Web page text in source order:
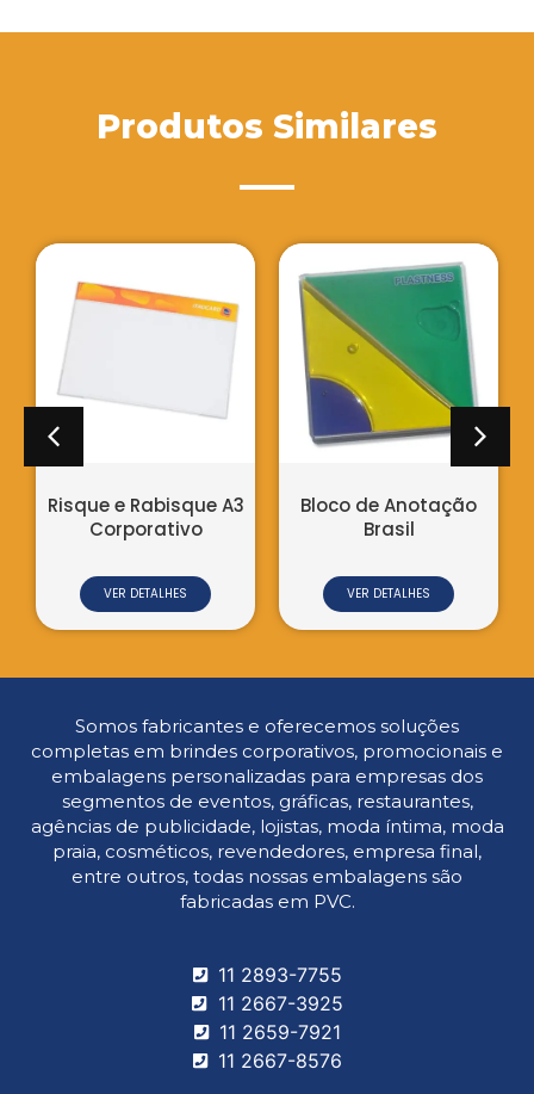
Produtos Similares
Bloco de Anotação
Brasil
VER DETALHES
Sacola em PVC Roxa
colorida com Alça
VER DETALHES
11 2893-7755
11 2667-3925
11 2659-7921
11 2667-8576
Somos fabricantes e oferecemos soluções
completas em brindes corporativos, promocionais e
embalagens personalizadas para empresas dos
segmentos de eventos, gráficas, restaurantes,
agências de publicidade, lojistas, moda íntima, moda
praia, cosméticos, revendedores, empresa final,
entre outros, todas nossas embalagens são
fabricadas em PVC.